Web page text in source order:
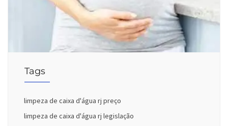
Tags
limpeza de caixa d'água rj preço
limpeza de caixa d'água rj legislação